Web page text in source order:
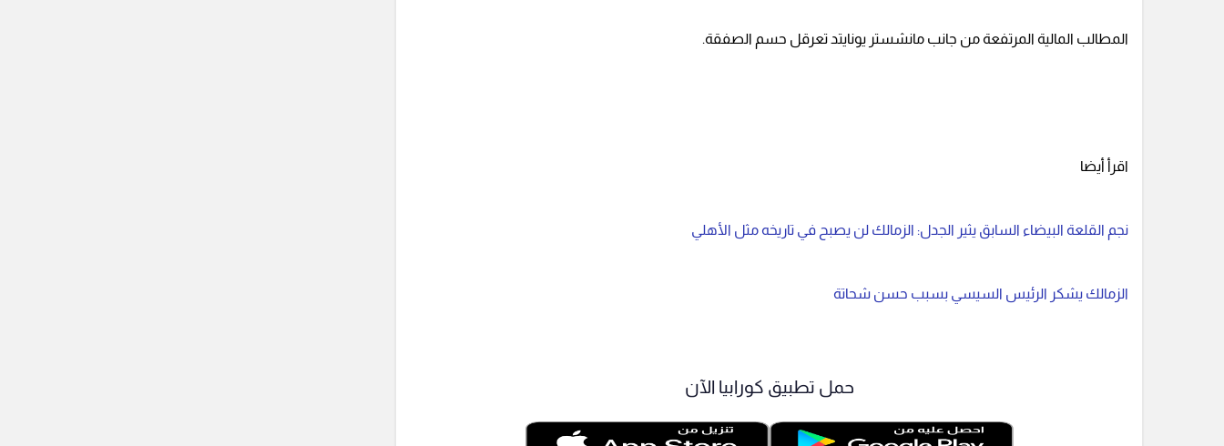
المطالب المالية المرتفعة من جانب مانشستر يونايتد تعرقل حسم الصفقة.
اقرأ أيضا
نجم القلعة البيضاء السابق يثير الجدل: الزمالك لن يصبح في تاريخه مثل الأهلي
الزمالك يشكر الرئيس السيسي بسبب حسن شحاتة
حمل تطبيق كورابيا الآن